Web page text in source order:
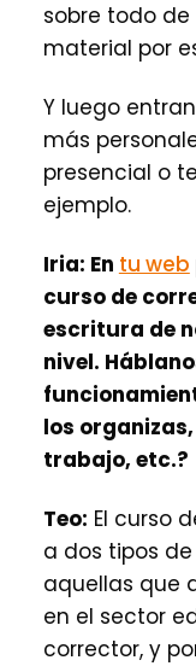
sobre todo
material por
Y luego
más
presencial o
ejemplo.
Iria: En tu web
curso de
escritura de
nivel.
los
trabajo, etc.?
Teo: El curso
a dos tipos
aquellas que
en el sector
corrector, y